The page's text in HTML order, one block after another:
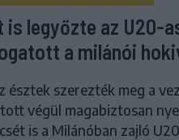
is legyőzte az U20-
a milánói
észtek szerezték meg a
végül magabiztosan
is a Milánóban zajló